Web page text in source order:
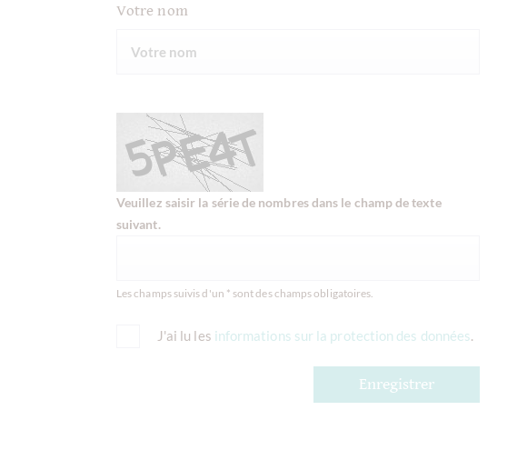
Votre nom
Veuillez saisir la série de nombres dans le champ de texte
suivant.
Les champs suivis d'un * sont des champs obligatoires.
J'ai lu les informations sur la protection des données.
Enregistrer